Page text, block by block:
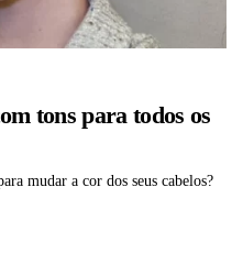
tons para todos os
mudar a cor dos seus cabelos?